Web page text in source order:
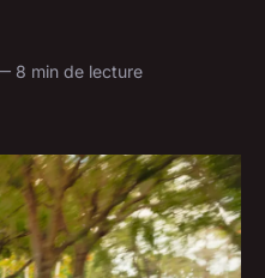
8 min de lecture